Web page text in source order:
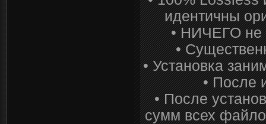
идентичны
• НИЧЕГО не
•
• Установка
• После
• После
сумм всех